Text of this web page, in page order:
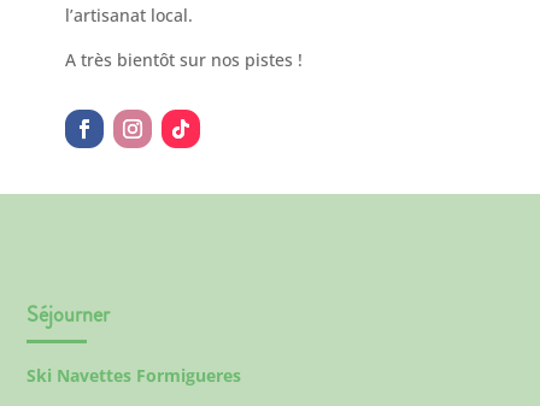
l’artisanat local.
A très bientôt sur nos pistes !
Séjourner
Ski Navettes Formigueres